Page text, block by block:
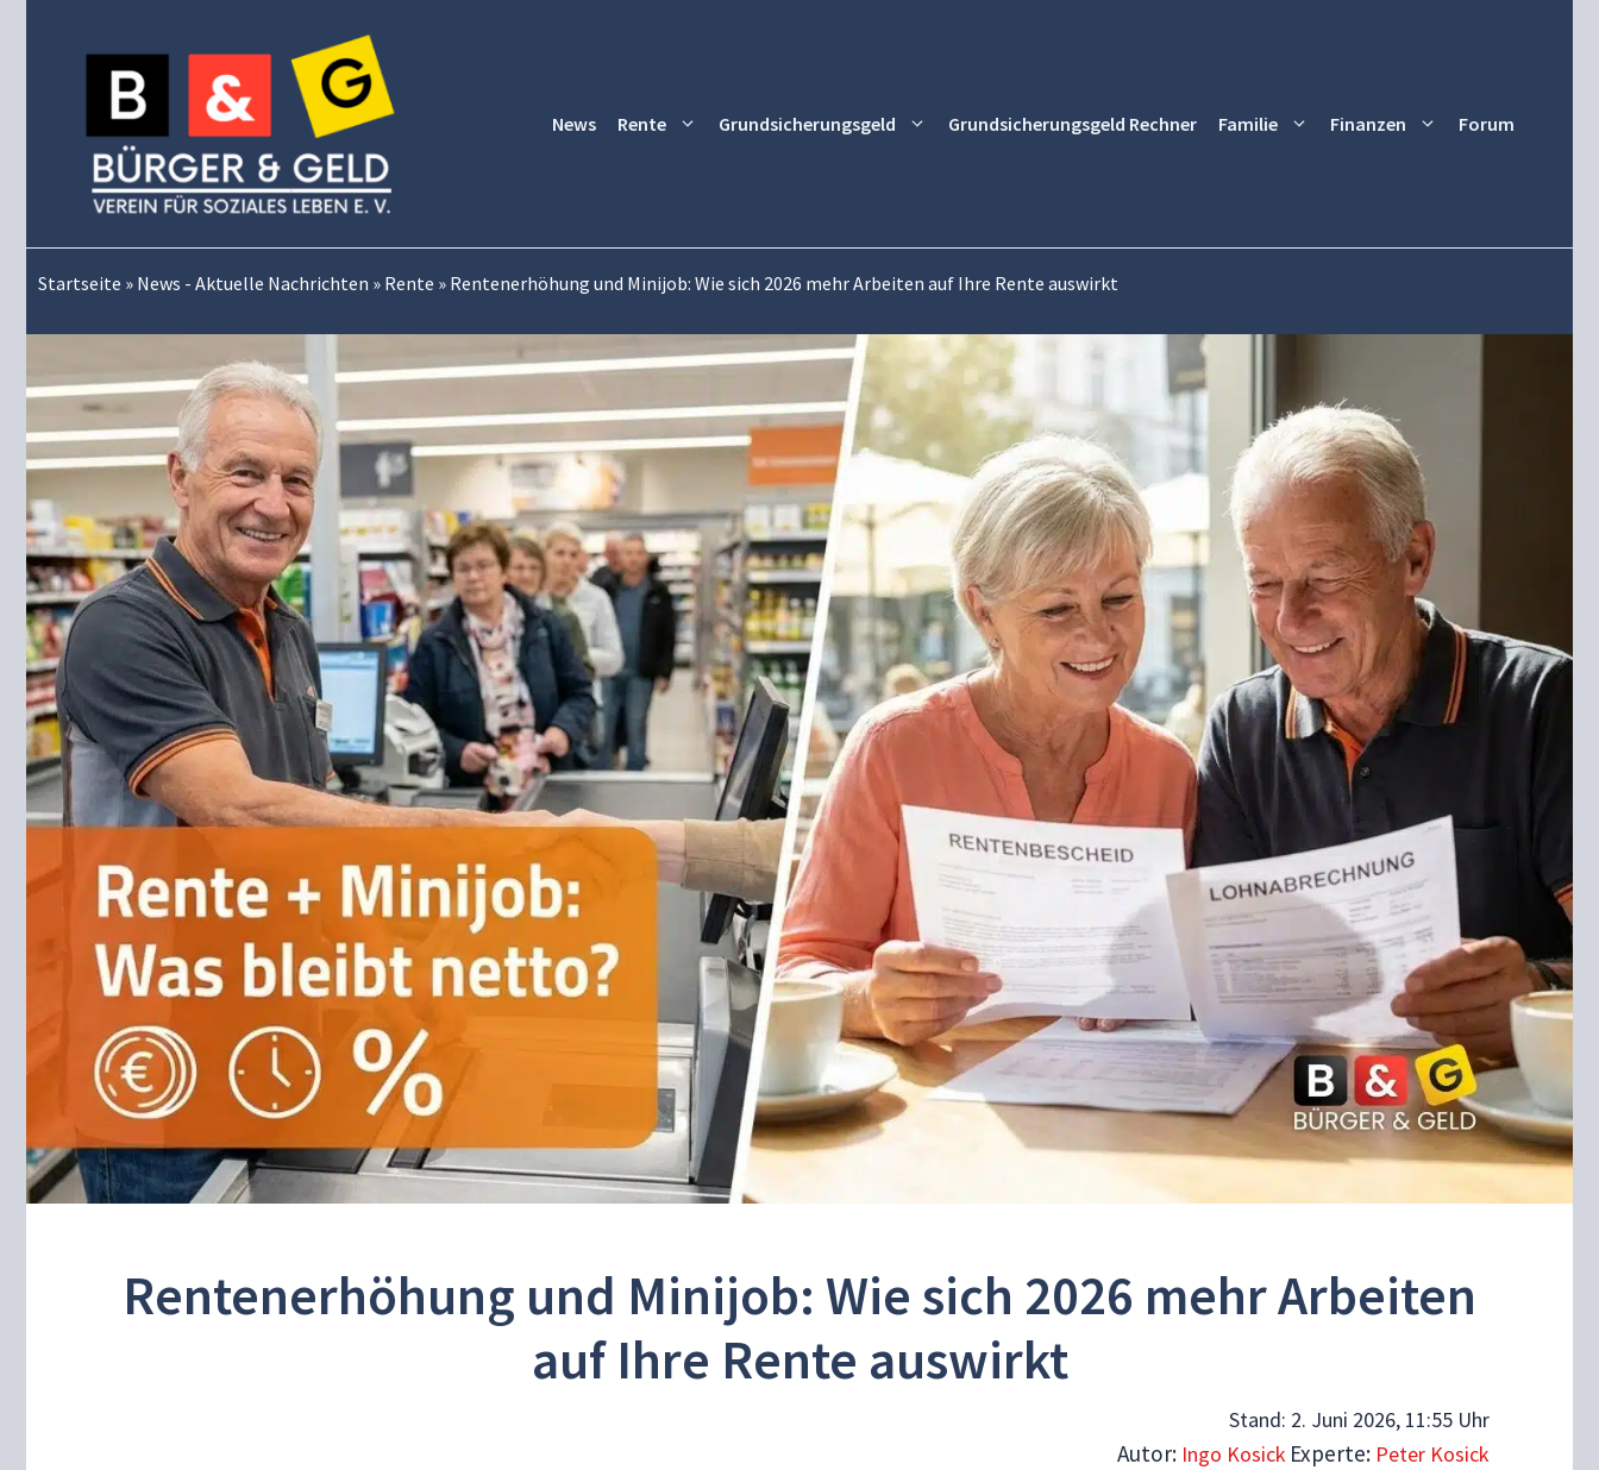
News Rente Grundsicherungsgeld Grundsicherungsgeld Rechner Familie Finanzen Forum
Startseite » News - Aktuelle Nachrichten » Rente » Rentenerhöhung und Minijob: Wie sich 2026 mehr Arbeiten auf Ihre Rente auswirkt
Rentenerhöhung und Minijob: Wie sich 2026 mehr Arbeiten
auf Ihre Rente auswirkt
Stand: 2. Juni 2026, 11:55 Uhr
Autor: Ingo Kosick Experte: Peter Kosick